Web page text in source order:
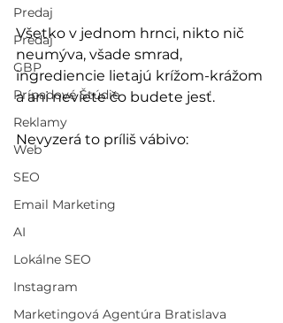
Predaj
Predaj
GBP
Prípadové Štúdie
Reklamy
Web
SEO
Email Marketing
AI
Lokálne SEO
Instagram
Marketingová Agentúra Bratislava
Všetko v jednom hrnci, nikto nič
neumýva, všade smrad,
ingrediencie lietajú krížom-krážom
a ani neviete čo budete jesť.
Nevyzerá to príliš vábivo: